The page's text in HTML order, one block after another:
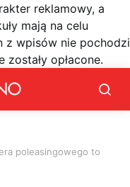
reklamowy, a
mają na celu
z wpisów nie pochodzi
opłacone.
poleasingowego to